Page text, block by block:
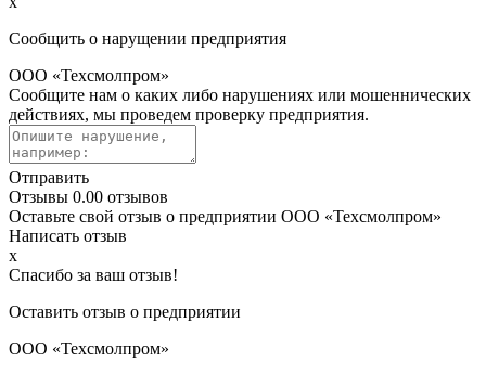
Сообщить о нарущении предприятия
ООО «Техсмолпром»
Сообщите нам о каких либо нарушениях или мошеннических
действиях, мы проведем проверку предприятия.
Отправить
Отзывы 0.00 отзывов
Оставьте свой отзыв о предприятии ООО «Техсмолпром»
Написать отзыв
x
Спасибо за ваш отзыв!
Оставить отзыв о предприятии
ООО «Техсмолпром»